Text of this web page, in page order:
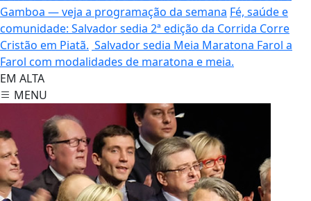
Gamboa — veja a programação da semana Fé, saúde e
comunidade: Salvador sedia 2ª edição da Corrida Corre
Cristão em Piatã. Salvador sedia Meia Maratona Farol a
Farol com modalidades de maratona e meia.
EM ALTA
MENU